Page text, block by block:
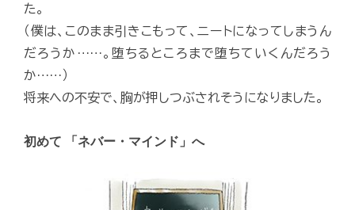
た。
（僕は、このまま引きこもって、ニートになってしまうん
だろうか……。堕ちるところまで堕ちていくんだろう
か……）
将来への不安で、胸が押しつぶされそうになりました。
初めて 「ネバー・マインド」へ